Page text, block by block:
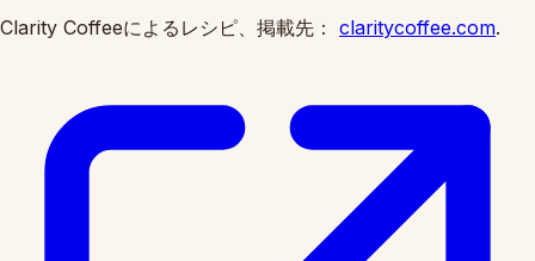
Clarity Coffeeによるレシピ、掲載先： claritycoffee.com.